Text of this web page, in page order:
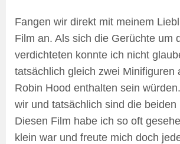
Fangen wir direkt mit meinem
Film an. Als sich die Gerüchte um
verdichteten konnte ich nicht
tatsächlich gleich zwei Minifiguren
Robin Hood enthalten sein
wir und tatsächlich sind die beiden
Diesen Film habe ich so oft
klein war und freute mich doch